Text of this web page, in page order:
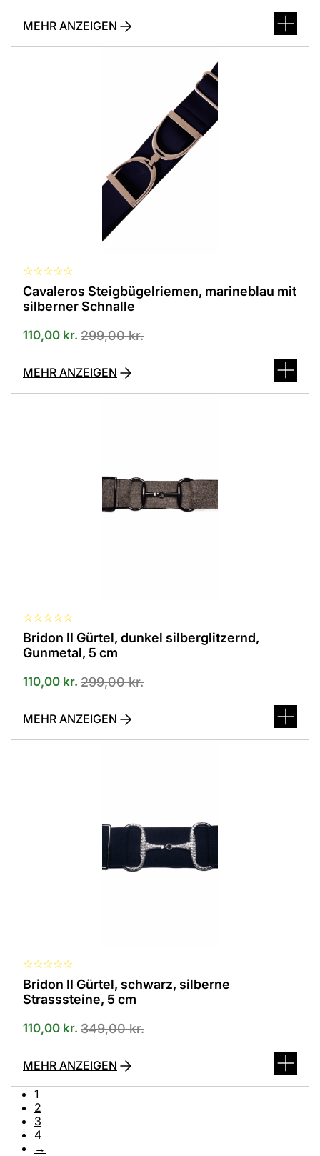
MEHR ANZEIGEN
☆☆☆☆☆
Cavaleros Steigbügelriemen, marineblau mit
silberner Schnalle
299,00kr.
110,00 kr.
MEHR ANZEIGEN
☆☆☆☆☆
Bridon II Gürtel, dunkel silberglitzernd,
Gunmetal, 5 cm
299,00kr.
110,00 kr.
MEHR ANZEIGEN
☆☆☆☆☆
Bridon II Gürtel, schwarz, silberne
Strasssteine, 5 cm
349,00kr.
110,00 kr.
MEHR ANZEIGEN
1
2
3
4
→